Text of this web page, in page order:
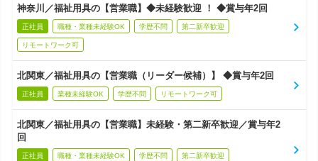
神奈川／福祉用具の【営業職】◆未経験歓迎 ！ ◆賞与年2回
正社員 職種・業種未経験OK 学歴不問 第二新卒歓迎
リモートワーク可
北関東／福祉用具の【営業職（リーダー候補）】 ◆賞与年2回
正社員 業種未経験OK 学歴不問 リモートワーク可
北関東／福祉用具の【営業職】未経験・第二新卒歓迎／賞与年2
回
正社員 職種・業種未経験OK 学歴不問 第二新卒歓迎